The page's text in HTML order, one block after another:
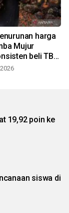
harga
Mujur
beli TBS
19,92 poin ke
siswa di